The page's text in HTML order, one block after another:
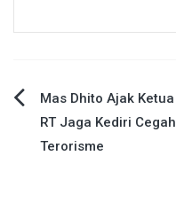
Navigasi
pos
Mas Dhito Ajak Ketua
RT Jaga Kediri Cegah
Terorisme